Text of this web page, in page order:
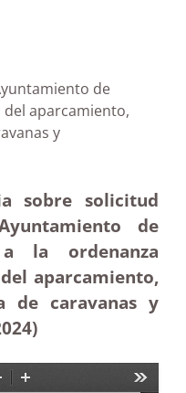
de
aparcamiento,
y
sobre solicitud
de
la ordenanza
aparcamiento,
de caravanas y